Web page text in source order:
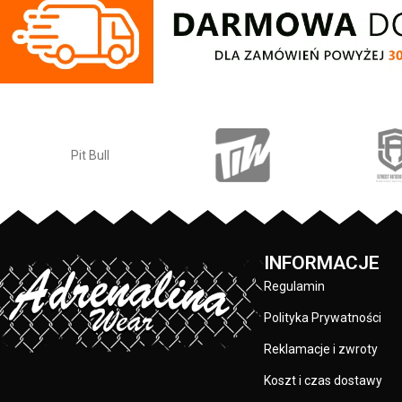
z logo marki Pit
plecach oraz
materiału: 80%
PRODUCENT:
KOLOR:
INFORMACJE
Regulamin
Polityka Prywatności
Reklamacje i zwroty
Koszt i czas dostawy